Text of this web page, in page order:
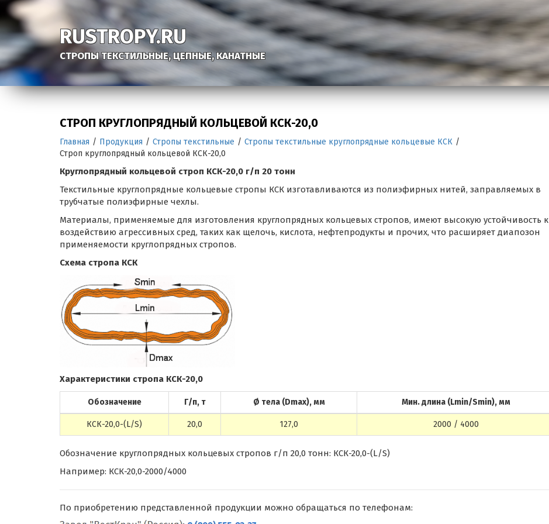
RUSTROPY.RU
СТРОПЫ ТЕКСТИЛЬНЫЕ, ЦЕПНЫЕ, КАНАТНЫЕ
СТРОП КРУГЛОПРЯДНЫЙ КОЛЬЦЕВОЙ КСК-20,0
Главная / Продукция / Стропы текстильные / Стропы текстильные круглопрядные кольцевые КСК /
Строп круглопрядный кольцевой КСК-20,0
Круглопрядный кольцевой строп КСК-20,0 г/п 20 тонн
Текстильные круглопрядные кольцевые стропы КСК изготавливаются из полиэфирных нитей, заправляемых в
трубчатые полиэфирные чехлы.
Материалы, применяемые для изготовления круглопрядных кольцевых стропов, имеют высокую устойчивость к
воздействию агрессивных сред, таких как щелочь, кислота, нефтепродукты и прочих, что расширяет диапозон
применяемости круглопрядных стропов.
Схема стропа КСК
Характеристики стропа КСК-20,0
Обозначение Г/п, т Ø тела (Dmax), мм Мин. длина (Lmin/Smin), мм
КСК-20,0-(L/S) 20,0 127,0 2000 / 4000
Обозначение круглопрядных кольцевых стропов г/п 20,0 тонн: КСК-20,0-(L/S)
Например: КСК-20,0-2000/4000
По приобретению представленной продукции можно обращаться по телефонам: